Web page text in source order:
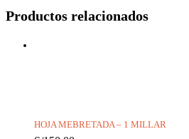
Productos relacionados
HOJA MEBRETADA – 1 MILLAR